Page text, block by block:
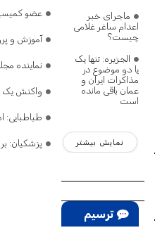
ماجرای خبر
اعدام ساغر غلامی
چیست؟
الجزیره: تنها یک
یا دو موضوع در
مذاکرات ایران و
عمان باقی مانده
است
نمایش بیشتر
ترسیم
عضو کمیسیون امنیت: ترامپ ۷۵ بار گفته تنگه
آموزش و
نماینده
واکنش یک
پزشکیان: